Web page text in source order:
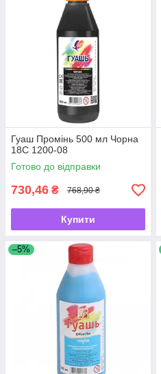
Гуаш Промінь 500 мл Чорна
18С 1200-08
Готово до відправки
730,46 ₴ 768,90 ₴
Купити
–5%